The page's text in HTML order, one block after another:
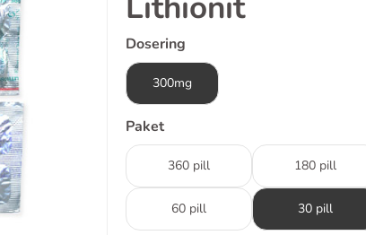
Dosering
300mg
Paket
360 pill 180 pill
60 pill 30 pill